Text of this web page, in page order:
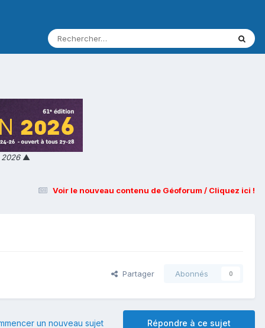
▲
Voir le nouveau contenu de Géoforum / Cliquez ici !
Partager Abonnés 0
Répondre à ce sujet
un nouveau sujet